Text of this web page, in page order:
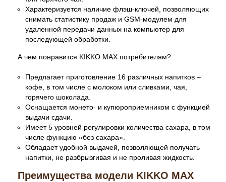
Характеризуется наличие флэш-ключей, позволяющих
снимать статистику продаж и GSM-модулем для
удаленной передачи данных на компьютер для
последующей обработки.
А чем понравится KIKKO MAX потребителям?
Предлагает приготовление 16 различных напитков –
кофе, в том числе с молоком или сливками, чая,
горячего шоколада.
Оснащается монето- и купюроприемником с функцией
выдачи сдачи.
Имеет 5 уровней регулировки количества сахара, в том
числе функцию «без сахара».
Обладает удобной выдачей, позволяющей получать
напитки, не разбрызгивая и не проливая жидкость.
Преимущества модели KIKKO MAX